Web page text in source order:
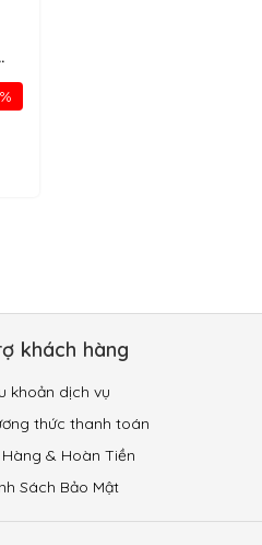
khách hàng
khoản dịch vụ
thức thanh toán
& Hoàn Tiền
Sách Bảo Mật